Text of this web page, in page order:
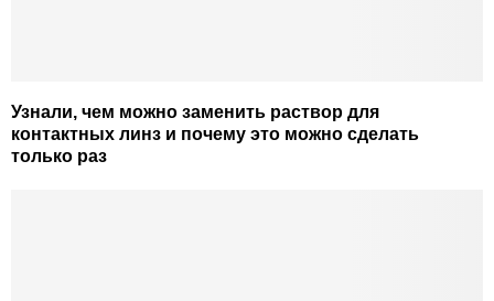
Узнали, чем можно заменить раствор для
контактных линз и почему это можно сделать
только раз